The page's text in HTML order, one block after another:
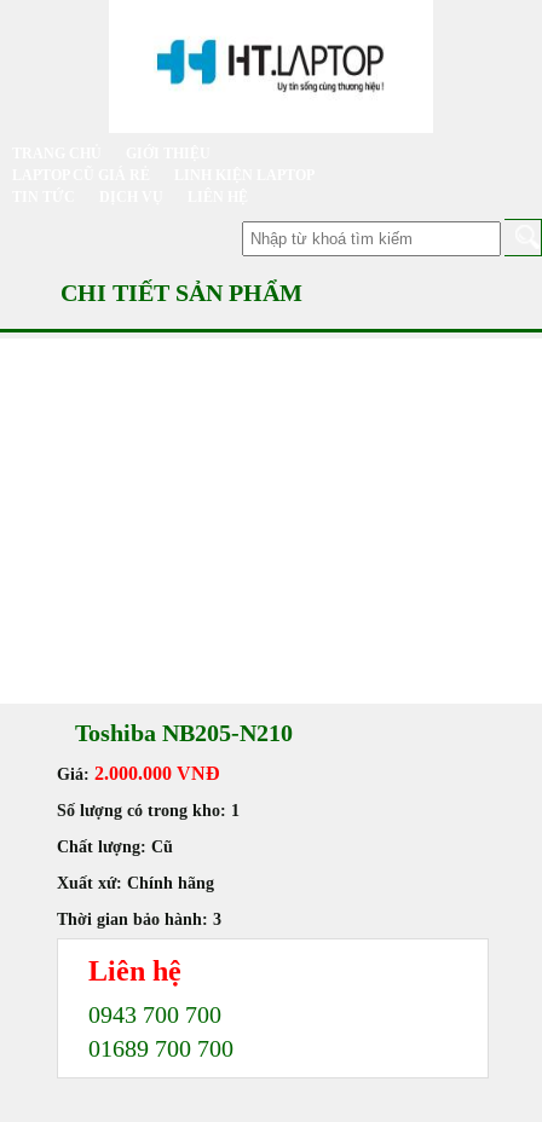
CHI TIẾT SẢN PHẨM
Toshiba NB205-N210
Giá:2.000.000 VNĐ
Số lượng có trong kho: 1
Chất lượng:Cũ
Xuất xứ:Chính hãng
Thời gian bảo hành:3
Liên hệ
0943 700 700
01689 700 700